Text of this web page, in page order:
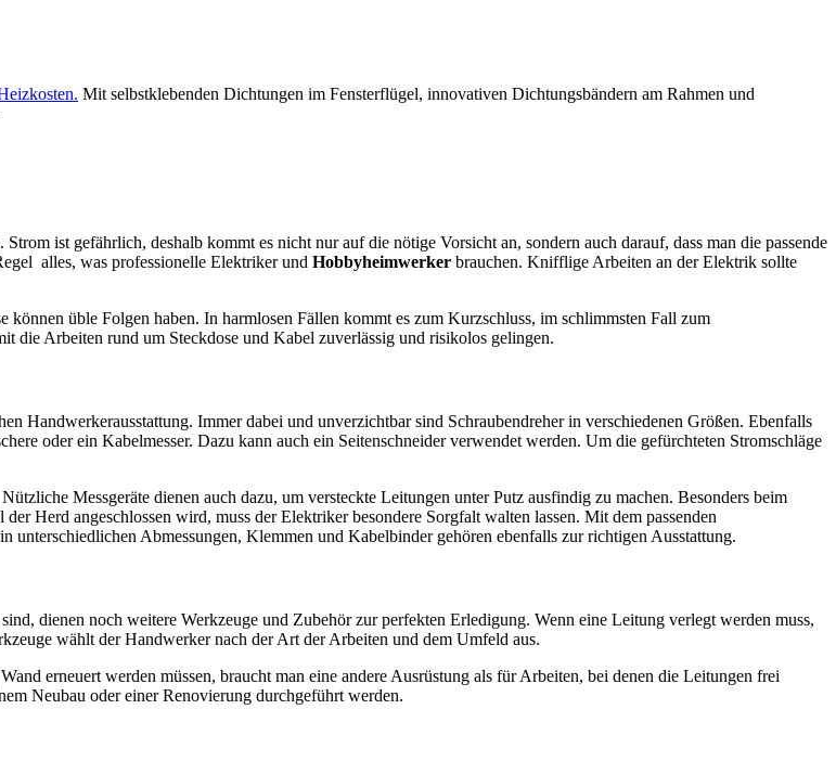
Mit selbstklebenden Dichtungen im Fensterflügel, innovativen Dichtungsbändern am Rahmen und
ist gefährlich, deshalb kommt es nicht nur auf die nötige Vorsicht an, sondern auch darauf, dass man die passende
alles, was professionelle Elektriker und Hobbyheimwerker brauchen. Knifflige Arbeiten an der Elektrik sollte
üble Folgen haben. In harmlosen Fällen kommt es zum Kurzschluss, im schlimmsten Fall zum
die Arbeiten rund um Steckdose und Kabel zuverlässig und risikolos gelingen.
Handwerkerausstattung. Immer dabei und unverzichtbar sind Schraubendreher in verschiedenen Größen. Ebenfalls
oder ein Kabelmesser. Dazu kann auch ein Seitenschneider verwendet werden. Um die gefürchteten Stromschläge
Messgeräte dienen auch dazu, um versteckte Leitungen unter Putz ausfindig zu machen. Besonders beim
Herd angeschlossen wird, muss der Elektriker besondere Sorgfalt walten lassen. Mit dem passenden
Abmessungen, Klemmen und Kabelbinder gehören ebenfalls zur richtigen Ausstattung.
dienen noch weitere Werkzeuge und Zubehör zur perfekten Erledigung. Wenn eine Leitung verlegt werden muss,
wählt der Handwerker nach der Art der Arbeiten und dem Umfeld aus.
erneuert werden müssen, braucht man eine andere Ausrüstung als für Arbeiten, bei denen die Leitungen frei
Neubau oder einer Renovierung durchgeführt werden.